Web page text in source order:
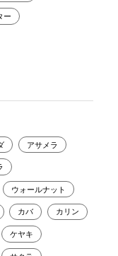
ー
アサメラ
ウォールナット
カバ カリン
ケヤキ